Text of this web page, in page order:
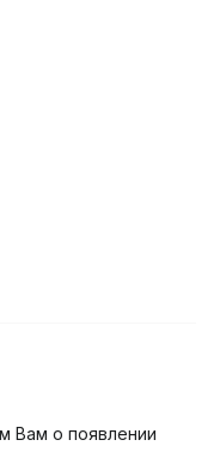
Вам о появлении